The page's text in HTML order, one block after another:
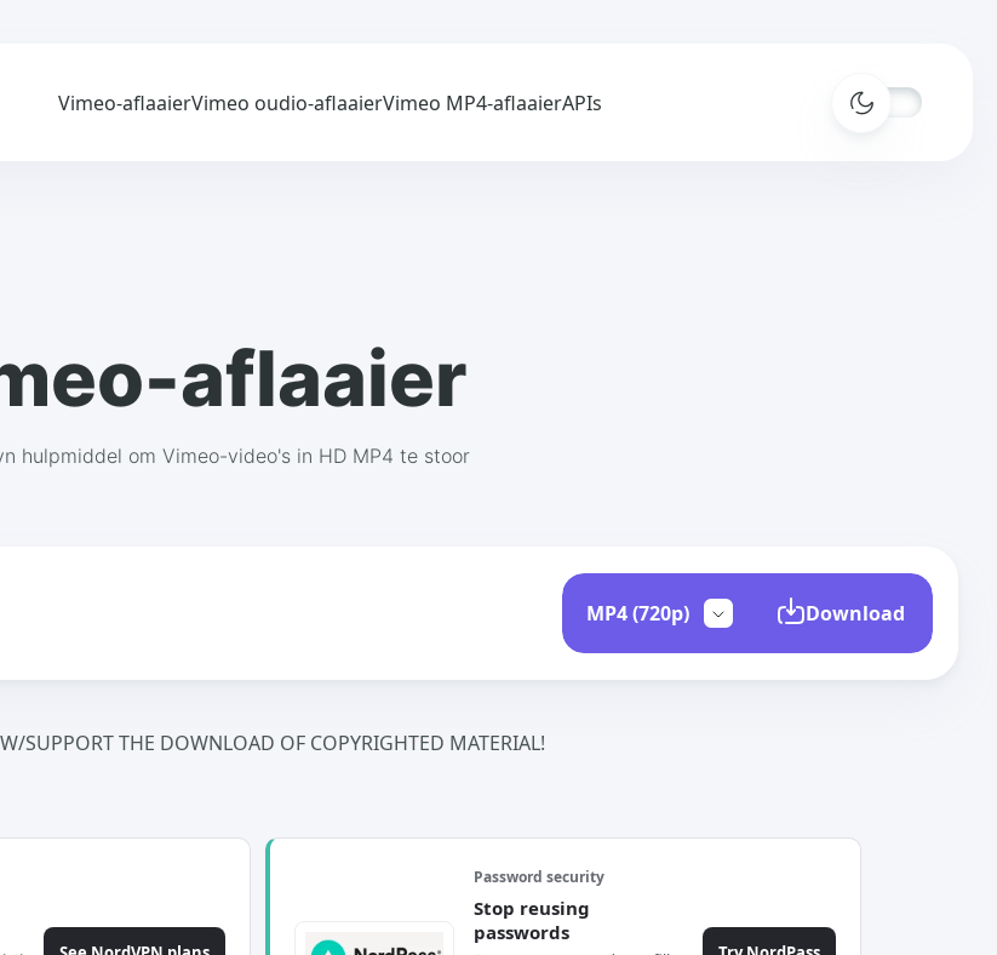
Vimeo-aflaaierVimeo oudio-aflaaierVimeo MP4-aflaaierAPIs
aflaaier
hulpmiddel om Vimeo-video's in HD MP4 te stoor
Download
SUPPORT THE DOWNLOAD OF COPYRIGHTED MATERIAL!
Password security
Stop reusing
passwords